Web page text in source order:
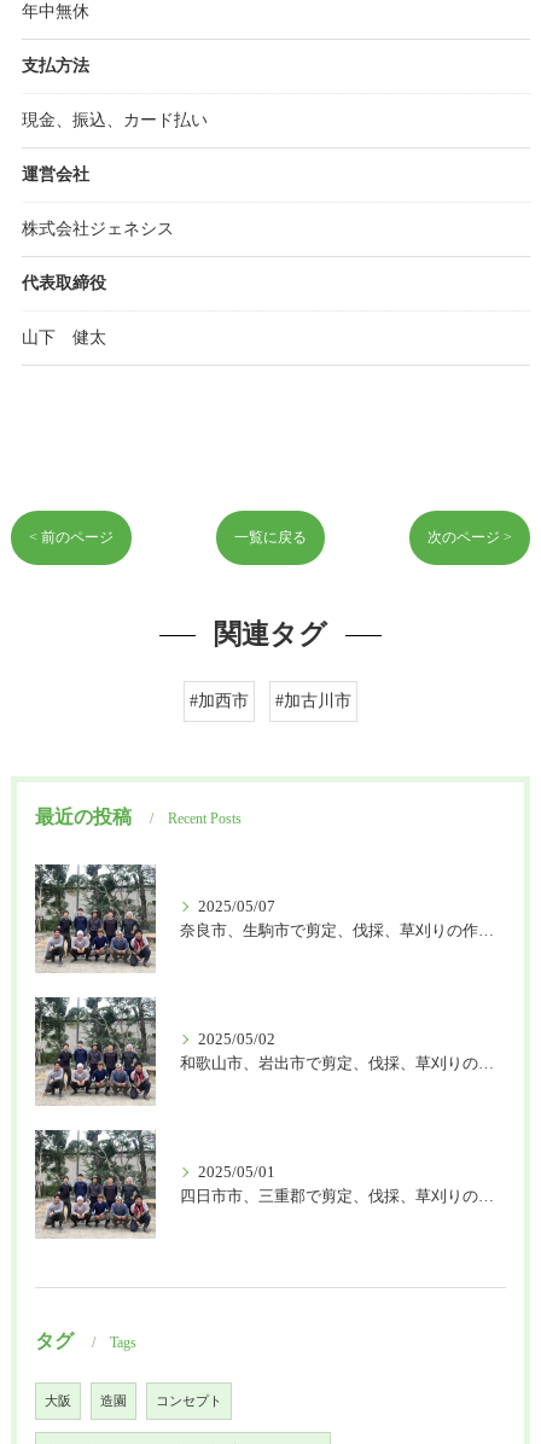
年中無休
支払方法
現金、振込、カード払い
運営会社
株式会社ジェネシス
代表取締役
山下 健太
< 前のページ 一覧に戻る 次のページ >
関連タグ
#加西市 #加古川市
最近の投稿 Recent Posts
2025/05/07
奈良市、生駒市で剪定、伐採、草刈りの作業を頼むなら はなまる造園
2025/05/02
和歌山市、岩出市で剪定、伐採、草刈りの作業を頼むなら はなまる造園
2025/05/01
四日市市、三重郡で剪定、伐採、草刈りの作業を頼むなら はなまる造園
タグ Tags
大阪 造園 コンセプト